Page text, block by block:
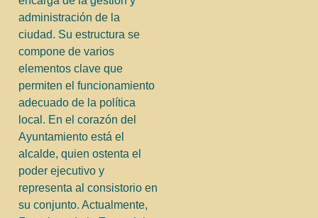
administración de la
ciudad. Su estructura se
compone de varios
elementos clave que
permiten el funcionamiento
adecuado de la política
local. En el corazón del
Ayuntamiento está el
alcalde, quien ostenta el
poder ejecutivo y
representa al consistorio en
su conjunto. Actualmente,